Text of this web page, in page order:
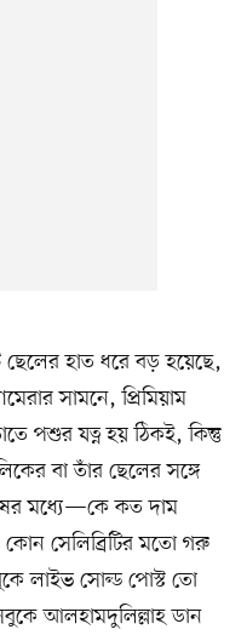
হাত ধরে বড় হয়েছে,
সামনে, প্রিমিয়াম
পশুর যত্ন হয় ঠিকই, কিন্তু
বা তাঁর ছেলের সঙ্গে
মধ্যে—কে কত দাম
সেলিব্রিটির মতো গরু
লাইভ সোল্ড পোস্ট তো
আলহামদুলিল্লাহ ডান